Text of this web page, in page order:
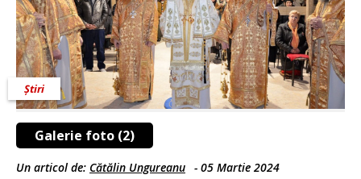
Galerie foto (2)
Știri
Un articol de: Cătălin Ungureanu - 05 Martie 2024